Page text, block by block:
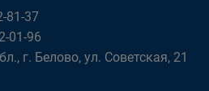
81-37
01-96
г. Белово, ул. Советская, 21